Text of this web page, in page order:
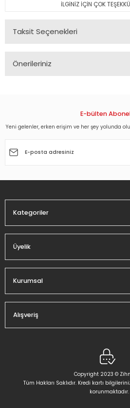
İLGİNİZ İÇİN ÇOK
Taksit Seçenekleri
Önerileriniz
Görüş ve önerileriniz için teşekkür
Ürün açıklamasında eksik bilgiler
E-bülten
Yeni gelenler, erken erişim ve her şey yolunda
Kategoriler
Üyelik
Kurumsal
Alışveriş
Copyright 2023 ©
Tüm Hakları Saklıdır. Kredi kartı
korunmaktadır.